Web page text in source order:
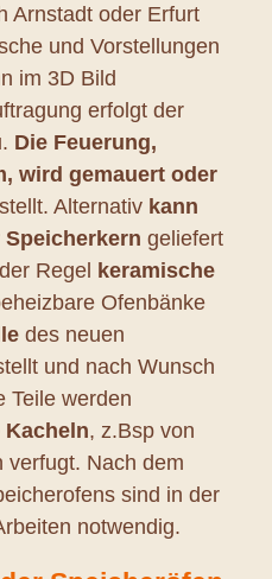
Arnstadt oder Erfurt
und Vorstellungen
im 3D Bild
erfolgt der
Die Feuerung,
wird gemauert oder
Alternativ kann
geliefert
Regel keramische
Ofenbänke
des neuen
und nach Wunsch
Teile werden
, z.Bsp von
verfugt. Nach dem
sind in der
notwendig.